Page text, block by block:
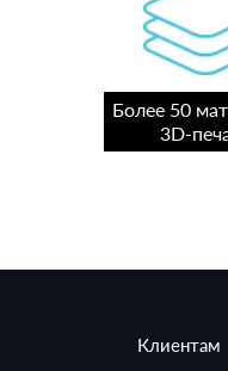
Более 50
3D-
Клиентам